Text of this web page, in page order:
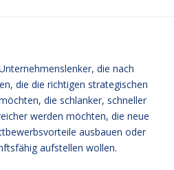
die nach
die die richtigen strategischen
die schlanker, schneller
werden möchten, die neue
ausbauen oder
aufstellen wollen.